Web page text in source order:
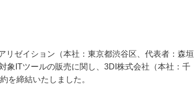
ゼイション（本社：東京都渋谷区、代表者：森垣
象ITツールの販売に関し、3DI株式会社（本社：千
締結いたしました。